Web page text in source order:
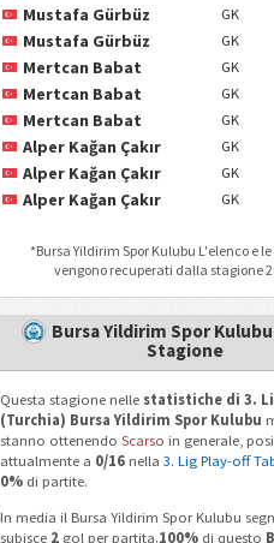
Mustafa Gürbüz
GK
Mustafa Gürbüz
GK
Mertcan Babat
GK
Mertcan Babat
GK
Mertcan Babat
GK
Alper Kağan Çakır
GK
Alper Kağan Çakır
GK
Alper Kağan Çakır
GK
*Bursa Yildirim Spor Kulubu L'elenco e
vengono recuperati dalla stagione
Bursa Yildirim Spor
Stagione
Questa stagione nelle statistiche di 3.
(Turchia) Bursa Yildirim Spor Kulubu
stanno ottenendo Scarso in generale,
attualmente a 0/16nella 3. Lig Play-off
0%di partite.
In media il Bursa Yildirim Spor Kulubu
subisce 2gol per partita.100%di questo